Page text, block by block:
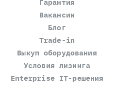
Гарантия
Вакансии
Блог
Trade-in
Выкуп оборудования
Условия лизинга
Enterprise IT-решения